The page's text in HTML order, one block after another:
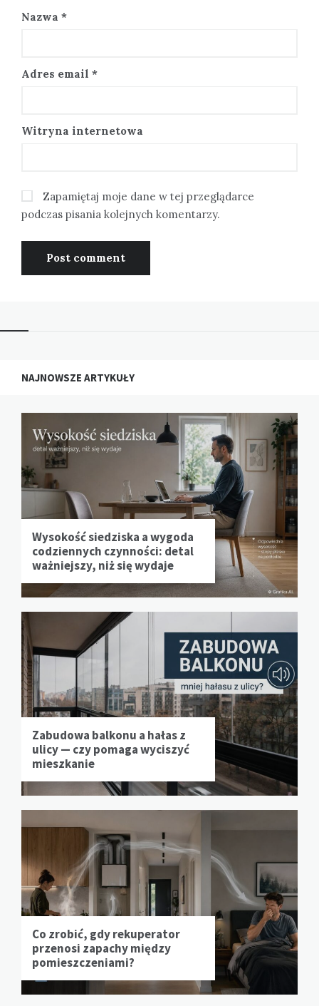
Nazwa *
Adres email *
Witryna internetowa
Zapamiętaj moje dane w tej przeglądarce
podczas pisania kolejnych komentarzy.
NAJNOWSZE ARTYKUŁY
Wysokość siedziska a wygoda
codziennych czynności: detal
ważniejszy, niż się wydaje
Zabudowa balkonu a hałas z
ulicy — czy pomaga wyciszyć
mieszkanie
Co zrobić, gdy rekuperator
przenosi zapachy między
pomieszczeniami?